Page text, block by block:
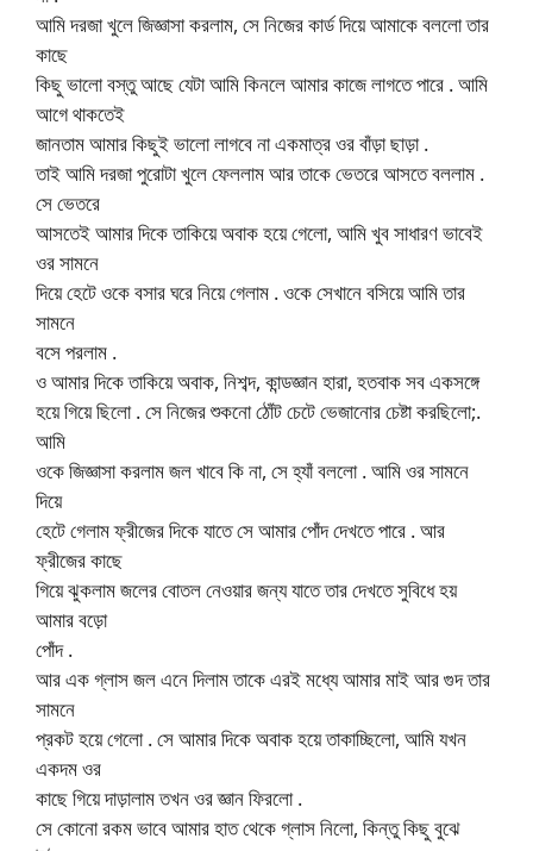
আমি দরজা খুলে জিজ্ঞাসা করলাম, সে নিজের কার্ড দিয়ে আমাকে বললো তার
কাছে
কিছু ভালো বস্তু আছে যেটা আমি কিনলে আমার কাজে লাগতে পারে . আমি
আগে থাকতেই
জানতাম আমার কিছুই ভালো লাগবে না একমাত্র ওর বাঁড়া ছাড়া .
তাই আমি দরজা পুরোটা খুলে ফেললাম আর তাকে ভেতরে আসতে বললাম .
সে ভেতরে
আসতেই আমার দিকে তাকিয়ে অবাক হয়ে গেলো, আমি খুব সাধারণ ভাবেই
ওর সামনে
দিয়ে হেটে ওকে বসার ঘরে নিয়ে গেলাম . ওকে সেখানে বসিয়ে আমি তার
সামনে
বসে পরলাম .
ও আমার দিকে তাকিয়ে অবাক, নিশব্দ, কান্ডজ্ঞান হারা, হতবাক সব একসঙ্গে
হয়ে গিয়ে ছিলো . সে নিজের শুকনো ঠোঁট চেটে ভেজানোর চেষ্টা করছিলো;.
আমি
ওকে জিজ্ঞাসা করলাম জল খাবে কি না, সে হ্যাঁ বললো . আমি ওর সামনে
দিয়ে
হেটে গেলাম ফ্রীজের দিকে যাতে সে আমার পোঁদ দেখতে পারে . আর
ফ্রীজের কাছে
গিয়ে ঝুকলাম জলের বোতল নেওয়ার জন্য যাতে তার দেখতে সুবিধে হয়
আমার বড়ো
পোঁদ .
আর এক গ্লাস জল এনে দিলাম তাকে এরই মধ্যে আমার মাই আর গুদ তার
সামনে
প্রকট হয়ে গেলো . সে আমার দিকে অবাক হয়ে তাকাচ্ছিলো, আমি যখন
একদম ওর
কাছে গিয়ে দাড়ালাম তখন ওর জ্ঞান ফিরলো .
সে কোনো রকম ভাবে আমার হাত থেকে গ্লাস নিলো, কিন্তু কিছু বুঝে